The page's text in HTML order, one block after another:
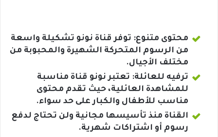
محتوى متنوع: توفر قناة نونو تشكيلة واسعة
من الرسوم المتحركة الشهيرة والمحبوبة من
مختلف الأجيال.
ترفيه للعائلة: تعتبر نونو قناة مناسبة
للمشاهدة العائلية، حيث تقدم محتوى
مناسب للأطفال والكبار على حد سواء.
القناة منذ تأسيسها مجانية ولن تحتاج لدفع
رسوم أو اشتراكات شهرية.